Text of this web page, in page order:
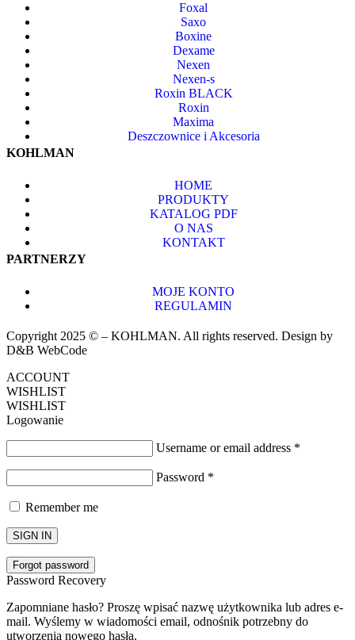
Foxal
Saxo
Boxine
Dexame
Nexen
Nexen-s
Roxin BLACK
Roxin
Maxima
Deszczownice i Akcesoria
KOHLMAN
HOME
PRODUKTY
KATALOG PDF
O NAS
KONTAKT
PARTNERZY
MOJE KONTO
REGULAMIN
Copyright 2025 © – KOHLMAN. All rights reserved. Design by
D&B WebCode
ACCOUNT
WISHLIST
WISHLIST
Logowanie
Username or email address *
Password *
Remember me
SIGN IN
Forgot password
Password Recovery
Zapomniane hasło? Proszę wpisać nazwę użytkownika lub adres e-
mail. Wyślemy w wiadomości email, odnośnik potrzebny do
utworzenia nowego hasła.